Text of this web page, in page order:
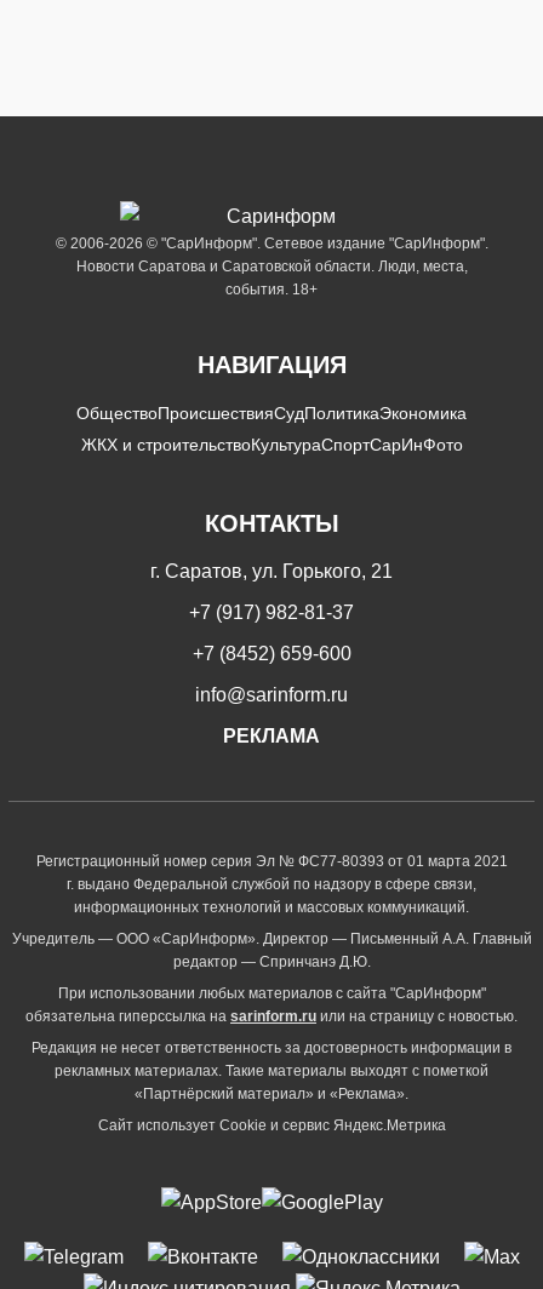
© 2006-2026 © "СарИнформ". Сетевое издание "СарИнформ".
Новости Саратова и Саратовской области. Люди, места,
события. 18+
НАВИГАЦИЯ
ОбществоПроисшествияСудПолитикаЭкономика
ЖКХ и строительствоКультураСпортСарИнФото
КОНТАКТЫ
г. Саратов, ул. Горького, 21
+7 (917) 982-81-37
+7 (8452) 659-600
info@sarinform.ru
РЕКЛАМА
Регистрационный номер серия Эл № ФС77-80393 от 01 марта 2021
г. выдано Федеральной службой по надзору в сфере связи,
информационных технологий и массовых коммуникаций.
Учредитель — ООО «СарИнформ». Директор — Письменный А.А. Главный
редактор — Спринчанэ Д.Ю.
При использовании любых материалов с сайта "СарИнформ"
обязательна гиперссылка на sarinform.ru или на страницу с новостью.
Редакция не несет ответственность за достоверность информации в
рекламных материалах. Такие материалы выходят с пометкой
«Партнёрский материал» и «Реклама».
Сайт использует Cookie и сервиc Яндекс.Метрика